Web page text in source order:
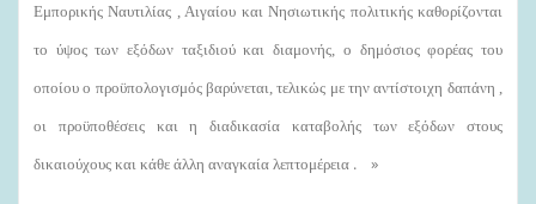
Εμπορικής Ναυτιλίας , Αιγαίου και Νησιωτικής πολιτικής καθορίζονται
το ύψος των εξόδων ταξιδιού και διαμονής, ο δημόσιος φορέας του
οποίου ο προϋπολογισμός βαρύνεται, τελικώς με την αντίστοιχη δαπάνη ,
οι προϋποθέσεις και η διαδικασία καταβολής των εξόδων στους
δικαιούχους και κάθε άλλη αναγκαία λεπτομέρεια . »